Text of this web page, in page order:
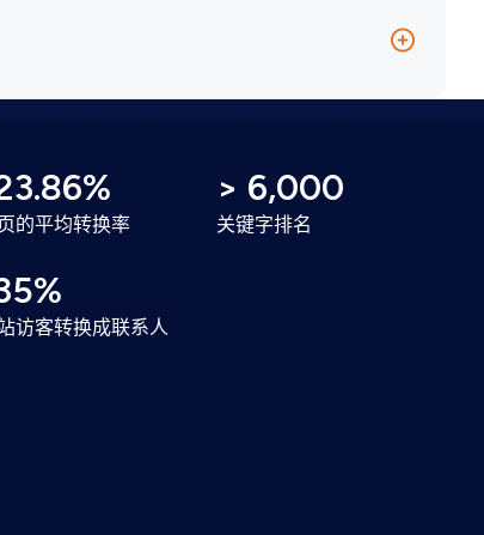
内容之间的空隙，同时为相关内容建立SEO价
的平均转换率
> 6,000
关键字排名
访客转换成联系人